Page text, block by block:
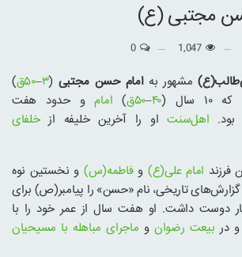
مجتبی (ع)
1,047
0
مشهور بهامام حسن مجتبی (۳–۵۰ق )
که ۱۰ سال ( ۴۰–۵۰ق ) امامو حدود هفت
بود. اهل‌سنتاو را آخرین خلیفه ازخلفای
امام علی(ع)وفاطمه(س) و نخستین نوه
تاریخی، نام «حسن» را پیامبر(ص) برای
دوست داشت. او هفت سال از عمر خود را با
در بیعت رضوان و ماجرای مباهله با مسیحیان